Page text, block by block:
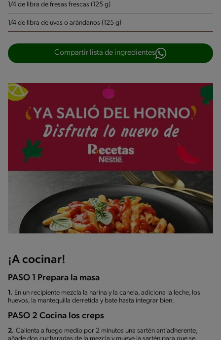
1/4 de libra de fresas frescas (125 g)
1/4 de libra de uvas o arándanos (125 g)
Compartir lista de ingredientes
¡A cocinar!
PASO 1 Prepara la masa
1. En un recipiente mezcla la harina y la canela, adiciona la leche, los
huevos, la mantequilla derretida y bate hasta integrar bien.
PASO 2 Cocina los creps
2. Calienta a fuego medio por 2 minutos una sartén antiadherente,